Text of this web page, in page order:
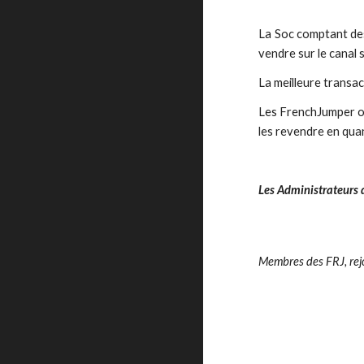
La Soc comptant
vendre sur le canal
La meilleure
Les FrenchJumper
les revendre en
Les Administrateurs
Membres des FRJ,